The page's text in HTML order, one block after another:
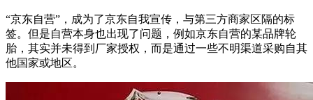
“京东自营”，成为了京东自我宣传，与第三方商家区隔的标
签。但是自营本身也出现了问题，例如京东自营的某品牌轮
胎，其实并未得到厂家授权，而是通过一些不明渠道采购自其
他国家或地区。